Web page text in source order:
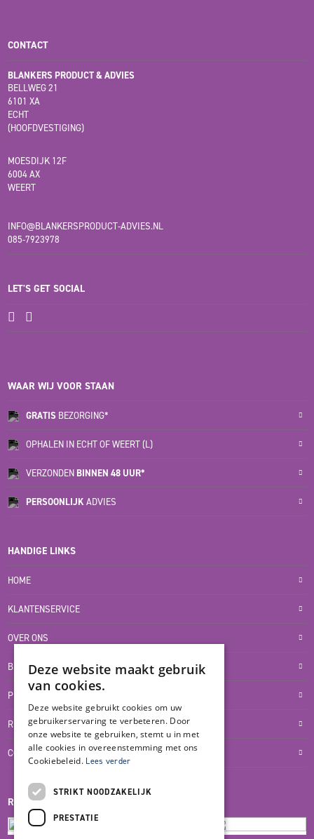
NT
aantal
CONTACT
BLANKERS PRODUCT & ADVIES
BELLWEG 21
6101 XA
ECHT
(HOOFDVESTIGING)
MOESDIJK 12F
6004 AX
WEERT
INFO@BLANKERSPRODUCT-ADVIES.NL
085-7923978
LET'S GET SOCIAL
WAAR WIJ VOOR STAAN
GRATIS BEZORGING*
OPHALEN IN ECHT OF WEERT (L)
VERZONDEN BINNEN 48 UUR*
PERSOONLIJKADVIES
HANDIGE LINKS
HOME
KLANTENSERVICE
OVER ONS
BLOG
PRIVACYVERKLARING
RETOUR- EN TERUGBETALINGSBELEID
COOKIES
REVIEWMERK
Deze website maakt gebruik
van cookies.
Deze website gebruikt cookies om uw
gebruikerservaring te verbeteren. Door
onze website te gebruiken, stemt u in met
alle cookies in overeenstemming met ons
Cookiebeleid. Lees verder
STRIKT NOODZAKELIJK
PRESTATIE